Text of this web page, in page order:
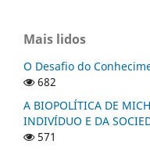
Mais lidos
O Desafio do
682
A BIOPOLÍTICA DE
INDIVÍDUO E DA
571